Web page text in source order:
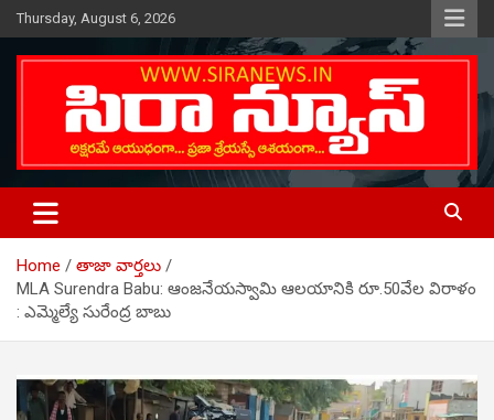
Skip
to
content
Thursday, August 6, 2026
SIRA NEWS
Telugu Online News Daily
Home
తాజా వార్తలు
MLA Surendra Babu: ఆంజనేయస్వామి ఆలయానికి రూ.50వేల విరాళం
: ఎమ్మెల్యే సురేంద్ర బాబు